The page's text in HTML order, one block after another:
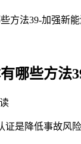
方法39-加强新
哪些方法
是降低事故风